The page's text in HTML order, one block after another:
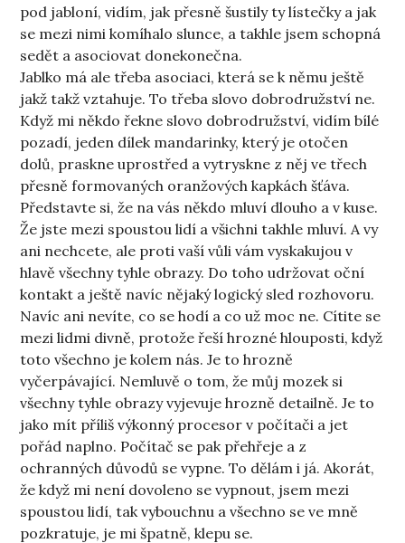
pod jabloní, vidím, jak přesně šustily ty lístečky a jak
se mezi nimi komíhalo slunce, a takhle jsem schopná
sedět a asociovat donekonečna.
Jablko má ale třeba asociaci, která se k němu ještě
jakž takž vztahuje. To třeba slovo dobrodružství ne.
Když mi někdo řekne slovo dobrodružství, vidím bílé
pozadí, jeden dílek mandarinky, který je otočen
dolů, praskne uprostřed a vytryskne z něj ve třech
přesně formovaných oranžových kapkách šťáva.
Představte si, že na vás někdo mluví dlouho a v kuse.
Že jste mezi spoustou lidí a všichni takhle mluví. A vy
ani nechcete, ale proti vaší vůli vám vyskakujou v
hlavě všechny tyhle obrazy. Do toho udržovat oční
kontakt a ještě navíc nějaký logický sled rozhovoru.
Navíc ani nevíte, co se hodí a co už moc ne. Cítite se
mezi lidmi divně, protože řeší hrozné hlouposti, když
toto všechno je kolem nás. Je to hrozně
vyčerpávající. Nemluvě o tom, že můj mozek si
všechny tyhle obrazy vyjevuje hrozně detailně. Je to
jako mít příliš výkonný procesor v počítači a jet
pořád naplno. Počítač se pak přehřeje a z
ochranných důvodů se vypne. To dělám i já. Akorát,
že když mi není dovoleno se vypnout, jsem mezi
spoustou lidí, tak vybouchnu a všechno se ve mně
pozkratuje, je mi špatně, klepu se.